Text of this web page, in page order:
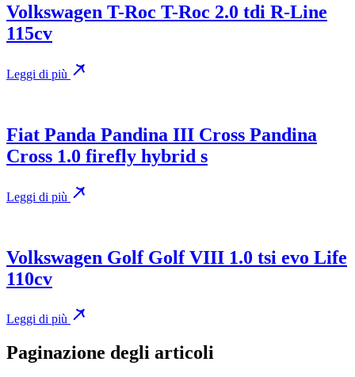
Volkswagen T-Roc T-Roc 2.0 tdi R-Line
115cv
Leggi di più
Fiat Panda Pandina III Cross Pandina
Cross 1.0 firefly hybrid s
Leggi di più
Volkswagen Golf Golf VIII 1.0 tsi evo Life
110cv
Leggi di più
Paginazione degli articoli